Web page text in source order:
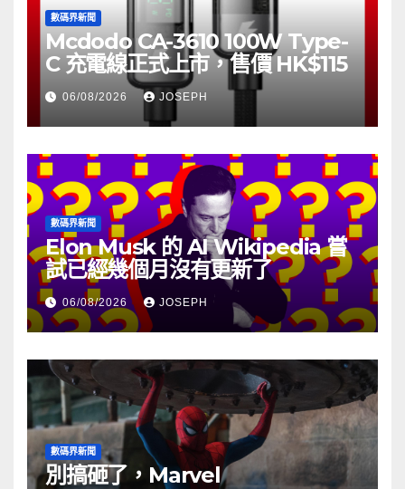
數碼界新聞
Mcdodo CA-3610 100W Type-
C 充電線正式上市，售價 HK$115
06/08/2026 JOSEPH
數碼界新聞
Elon Musk 的 AI Wikipedia 嘗
試已經幾個月沒有更新了
06/08/2026 JOSEPH
數碼界新聞
別搞砸了，Marvel